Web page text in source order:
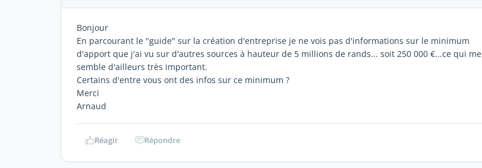
Bonjour
En parcourant le "guide" sur la création d'entreprise je ne vois pas d'informations sur le minimum
d'apport que j'ai vu sur d'autres sources à hauteur de 5 millions de rands... soit 250 000 €...ce qui me
semble d'ailleurs très important.
Certains d'entre vous ont des infos sur ce minimum ?
Merci
Arnaud
Réagir Répondre